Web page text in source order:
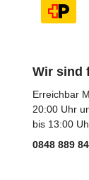
Wir sind
Erreichbar
20:00 Uhr
bis 13:00
0848 889